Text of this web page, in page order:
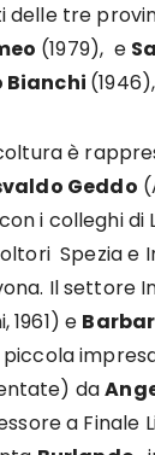
delle tre
(1979), e
Bianchi (1946),
è
Geddo
i colleghi di
Spezia e
Il settore
1961) e
piccola
da
a Finale